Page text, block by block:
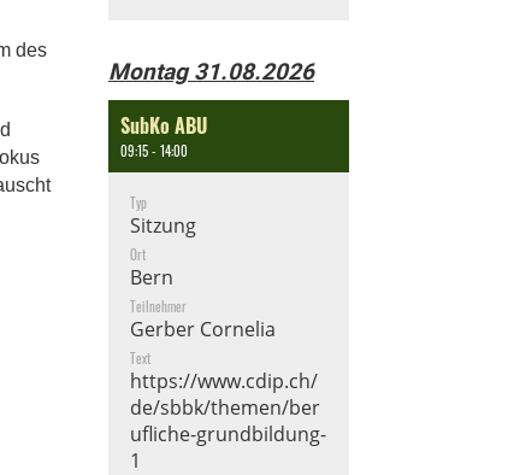
des
Montag 31.08.2026
SubKo ABU
09:15 - 14:00
Typ
Sitzung
Ort
Bern
Teilnehmer
Gerber Cornelia
Text
https://www.cdip.ch/
de/sbbk/themen/ber
ufliche-grundbildung-
1